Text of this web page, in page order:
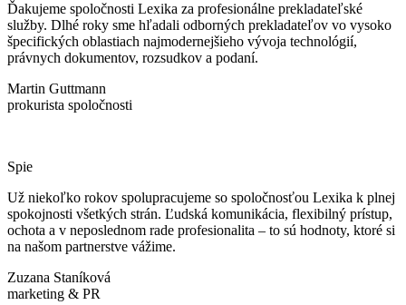
Ďakujeme spoločnosti Lexika za profesionálne prekladateľské
služby. Dlhé roky sme hľadali odborných prekladateľov vo vysoko
špecifických oblastiach najmodernejšieho vývoja technológií,
právnych dokumentov, rozsudkov a podaní.
Martin Guttmann
prokurista spoločnosti
Spie
Už niekoľko rokov spolupracujeme so spoločnosťou Lexika k plnej
spokojnosti všetkých strán. Ľudská komunikácia, flexibilný prístup,
ochota a v neposlednom rade profesionalita – to sú hodnoty, ktoré si
na našom partnerstve vážime.
Zuzana Staníková
marketing & PR